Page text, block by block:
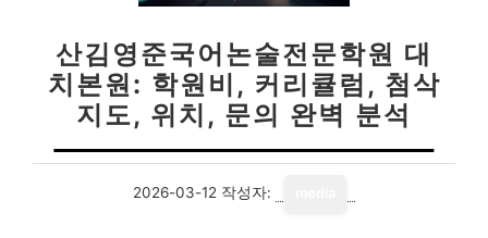
산김영준국어논술전문학원 대
치본원: 학원비, 커리큘럼, 첨삭
지도, 위치, 문의 완벽 분석
2026-03-12 작성자: